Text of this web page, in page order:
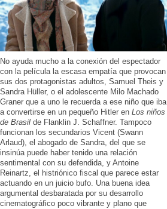
No ayuda mucho a la conexión del espectador
con la película la escasa empatía que provocan
sus dos protagonistas adultos, Samuel Theis y
Sandra Hüller, o el adolescente Milo Machado
Graner que a uno le recuerda a ese niño que iba
a convertirse en un pequeño Hitler en Los niños
de Brasil de Flanklin J. Schaffner. Tampoco
funcionan los secundarios Vicent (Swann
Arlaud), el abogado de Sandra, del que se
insinúa puede haber tenido una relación
sentimental con su defendida, y Antoine
Reinartz, el histriónico fiscal que parece estar
actuando en un juicio bufo. Una buena idea
argumental desbaratada por su desarrollo
cinematográfico poco vibrante y plano que